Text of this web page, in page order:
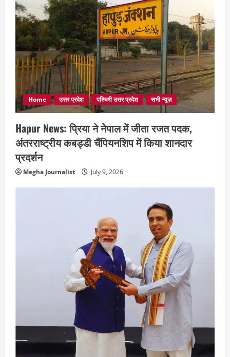
Home उत्तर प्रदेश पश्चिमी उत्तर प्रदेश सभी न्यूज़
Hapur News: प्रिया ने नेपाल में जीता रजत पदक,
अंतरराष्ट्रीय कबड्डी चैंपियनशिप में किया शानदार
प्रदर्शन
Megha Journalist July 9, 2026